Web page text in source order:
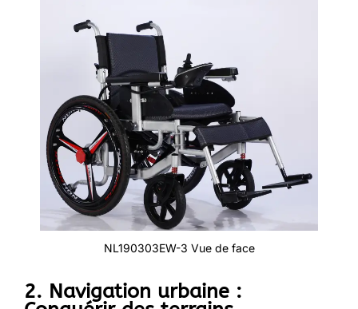
NL190303EW-3 Vue de face
2. Navigation urbaine :